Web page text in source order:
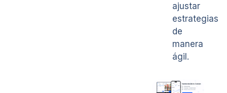
ajustar
estrategias
de
manera
ágil.